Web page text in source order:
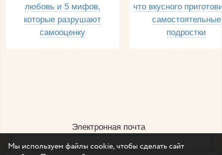
любовь и 5 мифов,
которые разрушают
самооценку
что вкусного
самостоятельные
подростки
Электронная почта
Мы используем файлы cookie, чтобы сделать сайт